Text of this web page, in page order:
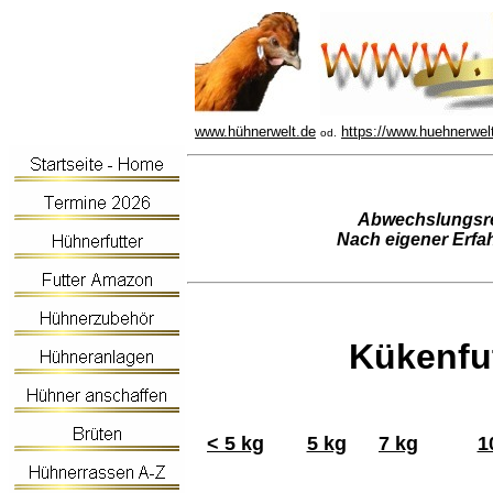
www.hühnerwelt.de od. https://
Nach eigener
< 5 kg 5 kg 7 kg